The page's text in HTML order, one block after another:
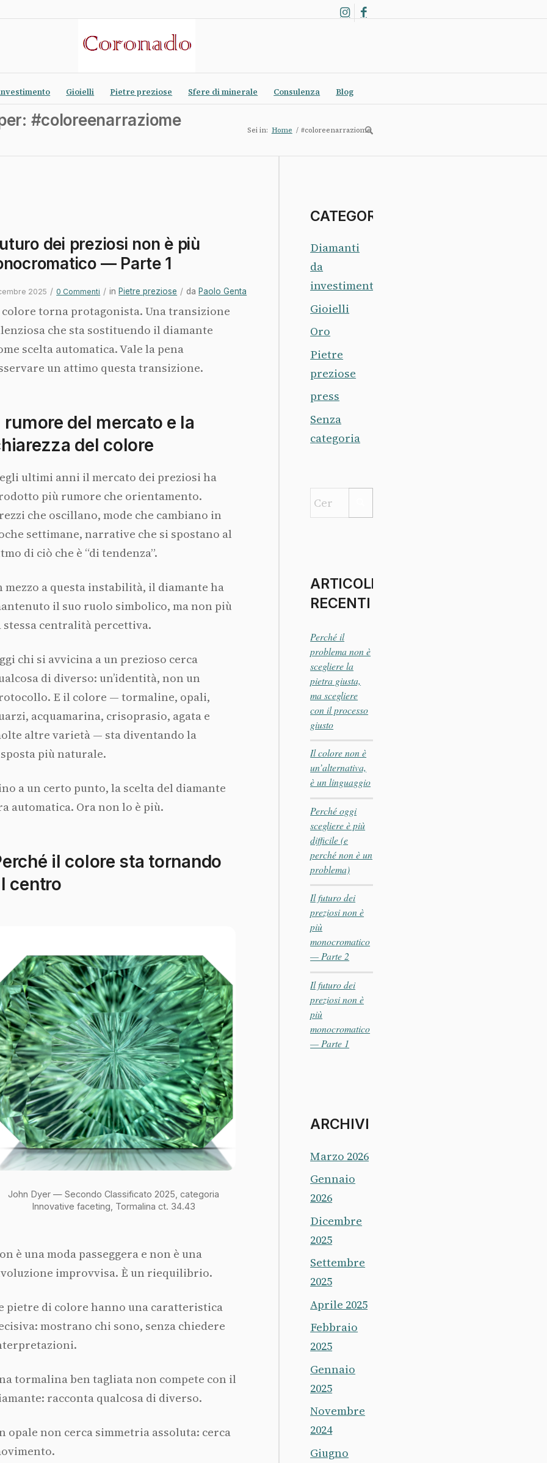
Gioielli Pietre preziose Sfere di minerale Consulenza Blog
#coloreenarraziome
Sei in: Home / #coloreenarraziome
dei preziosi non è più
— Parte 1
2025 / 0 Commenti / in Pietre preziose / da Paolo Genta
torna protagonista. Una transizione
che sta sostituendo il diamante
scelta automatica. Vale la pena
un attimo questa transizione.
rumore del mercato e la
del colore
ultimi anni il mercato dei preziosi ha
più rumore che orientamento.
che oscillano, mode che cambiano in
settimane, narrative che si spostano al
di ciò che è “di tendenza”.
mezzo a questa instabilità, il diamante ha
il suo ruolo simbolico, ma non più
stessa centralità percettiva.
chi si avvicina a un prezioso cerca
di diverso: un’identità, non un
E il colore — tormaline, opali,
acquamarina, crisoprasio, agata e
altre varietà — sta diventando la
più naturale.
a un certo punto, la scelta del diamante
automatica. Ora non lo è più.
il colore sta tornando
centro
John Dyer — Secondo Classificato 2025, categoria
Innovative faceting, Tormalina ct. 34.43
è una moda passeggera e non è una
improvvisa. È un riequilibrio.
pietre di colore hanno una caratteristica
mostrano chi sono, senza chiedere
tormalina ben tagliata non compete con il
racconta qualcosa di diverso.
opale non cerca simmetria assoluta: cerca
CATEGORIE
Diamanti
da
investimento
Gioielli
Oro
Pietre
preziose
press
Senza
categoria
ARTICOLI
RECENTI
Perché il
problema non è
scegliere la
pietra giusta,
ma scegliere
con il processo
giusto
Il colore non è
un’alternativa,
è un linguaggio
Perché oggi
scegliere è più
difficile (e
perché non è un
problema)
Il futuro dei
preziosi non è
più
monocromatico
— Parte 2
Il futuro dei
preziosi non è
più
monocromatico
— Parte 1
ARCHIVI
Marzo 2026
Gennaio
2026
Dicembre
2025
Settembre
2025
Aprile 2025
Febbraio
2025
Gennaio
2025
Novembre
2024
Giugno